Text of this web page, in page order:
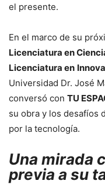
el presente.
En el marco de su
Licenciatura en
Licenciatura en
Universidad Dr. José
conversó con TU
su obra y los desafíos
por la tecnología.
Una mirada
previa a su